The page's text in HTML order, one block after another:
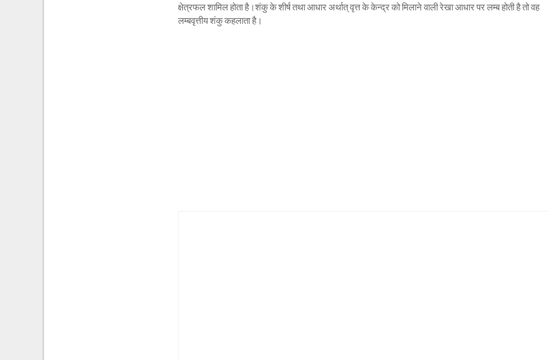
क्षेत्रफल शामिल होता है।शंकु के शीर्ष तथा आधार अर्थात् वृत्त के केन्द्र को मिलाने वाली रेखा आधार पर लम्ब होती है तो वह
लम्बवृत्तीय शंकु कहलाता है।